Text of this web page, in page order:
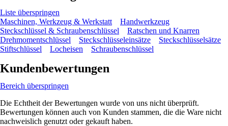
Liste überspringen
Maschinen, Werkzeug & Werkstatt
Handwerkzeug
Steckschlüssel & Schraubenschlüssel
Ratschen und Knarren
Drehmomentschlüssel
Steckschlüsseleinsätze
Steckschlüsselsätze
Stiftschlüssel
Locheisen Schraubenschlüssel
Kundenbewertungen
Bereich überspringen
Die Echtheit der Bewertungen wurde von uns nicht überprüft.
Bewertungen können auch von Kunden stammen, die die Ware nicht
nachweislich genutzt oder gekauft haben.